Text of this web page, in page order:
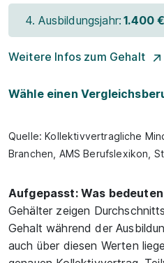
4. Ausbildungsjahr: 1.400 €
Weitere Infos zum Gehalt
Wähle einen
Quelle: Kollektivvertragliche
Branchen, AMS Berufslexikon,
Aufgepasst: Was
Gehälter zeigen
Gehalt während der
auch über diesen Werten